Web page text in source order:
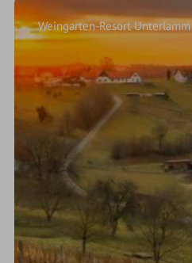
Weingarten-Resort Unterlamm